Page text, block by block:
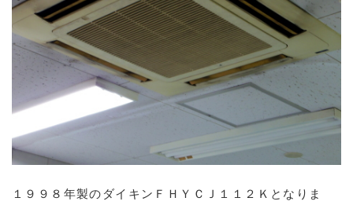
１９９８年製のダイキンＦＨＹＣＪ１１２Ｋとなりま